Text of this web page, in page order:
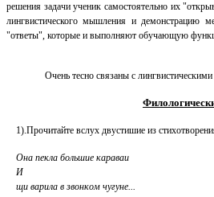
решения задачи ученик самостоятельно их
лингвистического мышления и демонстрацию
"ответы", которые и выполняют обучающую
Очень тесно связаны с
1).Прочитайте вслух двустишие из
Она пекла большие караваи
И
щи варила в звонком чугуне...